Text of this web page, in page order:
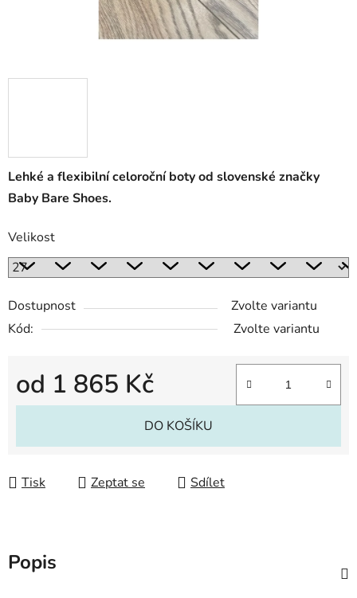
Lehké a flexibilní celoroční boty od slovenské značky
Baby Bare Shoes.
Velikost
Dostupnost
Zvolte variantu
Kód:
Zvolte variantu
od 1 865 Kč
Měrná cena:
DO KOŠÍKU
Tisk Zeptat se Sdílet
Popis